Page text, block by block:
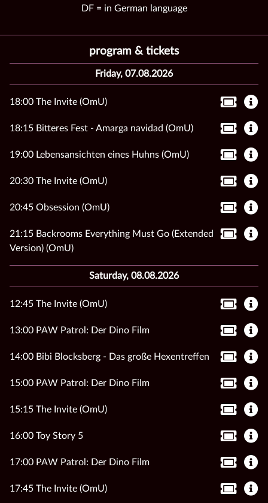
DF = in German language
program & tickets
Friday, 07.08.2026
18:00 The Invite (OmU)
18:15 Bitteres Fest - Amarga navidad (OmU)
19:00 Lebensansichten eines Huhns (OmU)
20:30 The Invite (OmU)
20:45 Obsession (OmU)
21:15 Backrooms Everything Must Go (Extended
Version) (OmU)
Saturday, 08.08.2026
12:45 The Invite (OmU)
13:00 PAW Patrol: Der Dino Film
14:00 Bibi Blocksberg - Das große Hexentreffen
15:00 PAW Patrol: Der Dino Film
15:15 The Invite (OmU)
16:00 Toy Story 5
17:00 PAW Patrol: Der Dino Film
17:45 The Invite (OmU)